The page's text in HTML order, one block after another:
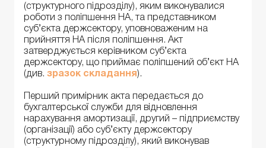
(структурного підрозділу), яким виконувалися
роботи з поліпшення НА, та представником
суб’єкта держсектору, уповноваженим на
прийняття НА після поліпшення. Акт
затверджується керівником суб’єкта
держсектору, що приймає поліпшений об’єкт НА
(див. зразок складання).
Перший примірник акта передається до
бухгалтерської служби для відновлення
нарахування амортизації, другий – підприємству
(організації) або суб’єкту держсектору
(структурному підрозділу), який виконував